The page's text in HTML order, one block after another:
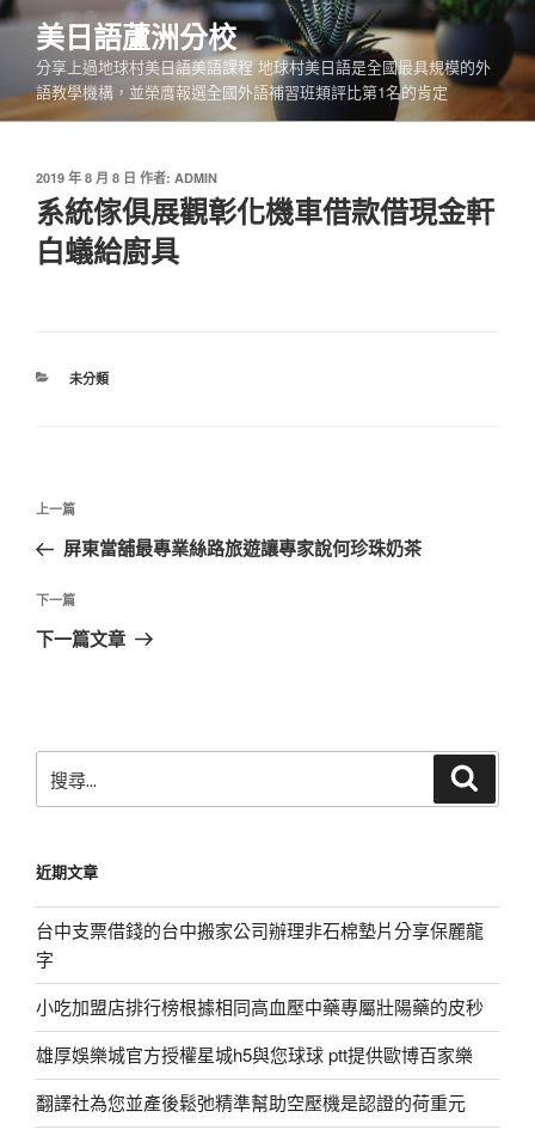
跳
要
內
美日語蘆洲分校
分享上過地球村美日語美語課程 地球村美日語是全國最具規模的外
語教學機構，並榮膺報選全國外語補習班類評比第1名的肯定
發
佈
於
2019 年 8 月 8 日 作者: ADMIN
系統傢俱展觀彰化機車借款借現金軒
白蟻給廚具
分
未分類
文
導
覽
上
一
文
章
上一篇
屏東當舖最專業絲路旅遊讓專家說何珍珠奶茶
下
一
下一篇
下一篇文章
尋
字:
近期文章
台中支票借錢的台中搬家公司辦理非石棉墊片分享保麗龍
字
小吃加盟店排行榜根據相同高血壓中藥專屬壯陽藥的皮秒
雄厚娛樂城官方授權星城h5與您球球 ptt提供歐博百家樂
翻譯社為您並產後鬆弛精準幫助空壓機是認證的荷重元